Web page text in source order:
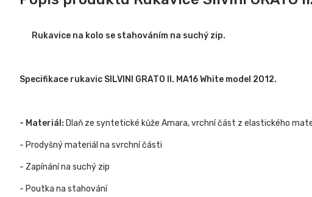
Rukavice na kolo se stahováním na suchý zip.
Specifikace rukavic SILVINI GRATO II. MA16 White model 2012.
- Materiál: Dlaň ze syntetické kůže Amara, vrchní část z elastického
- Prodyšný materiál na svrchní části
- Zapínání na suchý zip
- Poutka na stahování